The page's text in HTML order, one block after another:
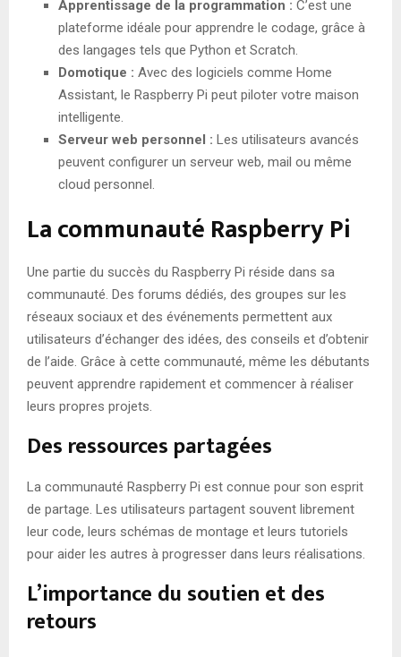
Apprentissage de la programmation : C’est une
plateforme idéale pour apprendre le codage, grâce à
des langages tels que Python et Scratch.
Domotique : Avec des logiciels comme Home
Assistant, le Raspberry Pi peut piloter votre maison
intelligente.
Serveur web personnel : Les utilisateurs avancés
peuvent configurer un serveur web, mail ou même
cloud personnel.
La communauté Raspberry Pi
Une partie du succès du Raspberry Pi réside dans sa
communauté. Des forums dédiés, des groupes sur les
réseaux sociaux et des événements permettent aux
utilisateurs d’échanger des idées, des conseils et d’obtenir
de l’aide. Grâce à cette communauté, même les débutants
peuvent apprendre rapidement et commencer à réaliser
leurs propres projets.
Des ressources partagées
La communauté Raspberry Pi est connue pour son esprit
de partage. Les utilisateurs partagent souvent librement
leur code, leurs schémas de montage et leurs tutoriels
pour aider les autres à progresser dans leurs réalisations.
L’importance du soutien et des
retours